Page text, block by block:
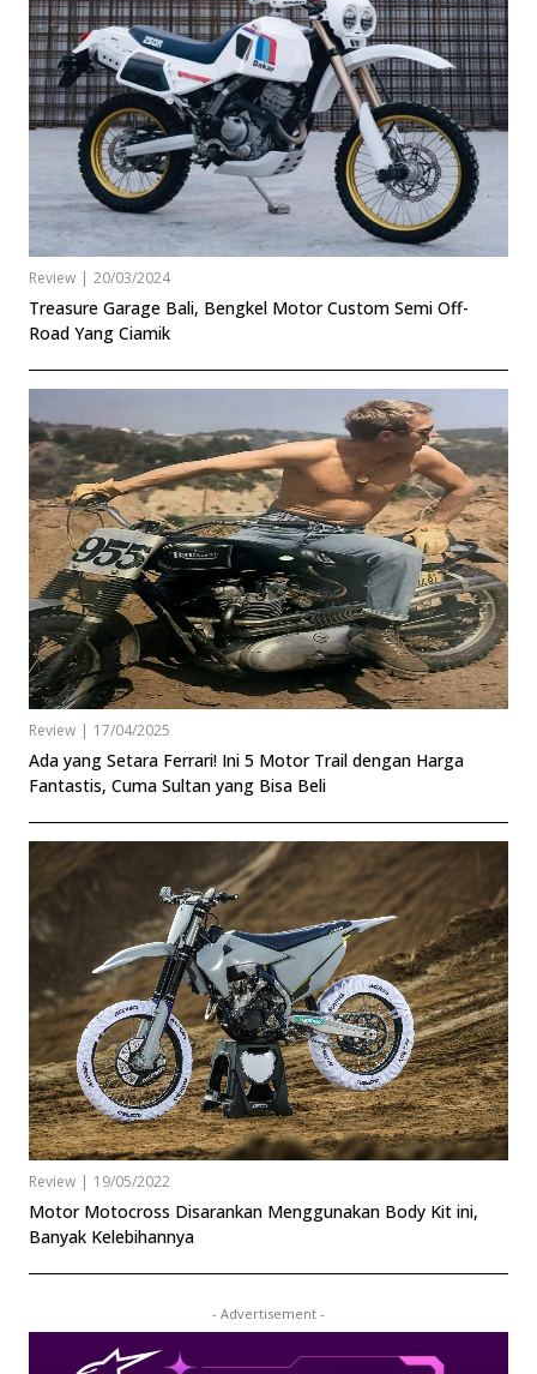
Review | 20/03/2024
Treasure Garage Bali, Bengkel Motor Custom Semi Off-
Road Yang Ciamik
Review | 17/04/2025
Ada yang Setara Ferrari! Ini 5 Motor Trail dengan Harga
Fantastis, Cuma Sultan yang Bisa Beli
Review 19/05/2022
Motor Motocross Disarankan Menggunakan Body Kit ini,
Banyak Kelebihannya
- Advertisement -